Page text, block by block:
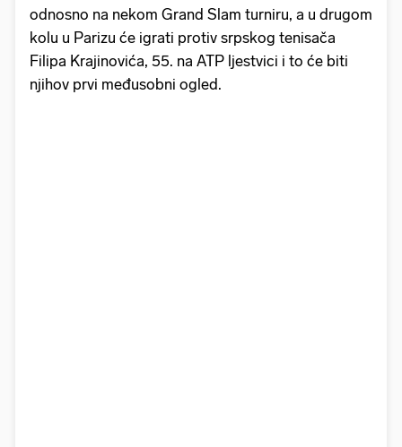
odnosno na nekom Grand Slam turniru, a u drugom
kolu u Parizu će igrati protiv srpskog tenisača
Filipa Krajinovića, 55. na ATP ljestvici i to će biti
njihov prvi međusobni ogled.